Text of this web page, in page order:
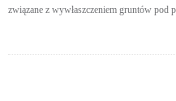
związane z wywłaszczeniem gruntów pod